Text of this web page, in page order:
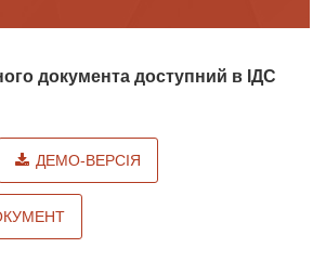
документа доступний в ІДС
ДЕМО-ВЕРСІЯ